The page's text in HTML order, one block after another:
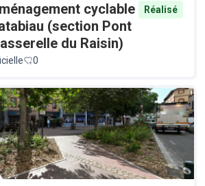
cyclable
(section Pont
du Raisin)
Réalisé
0